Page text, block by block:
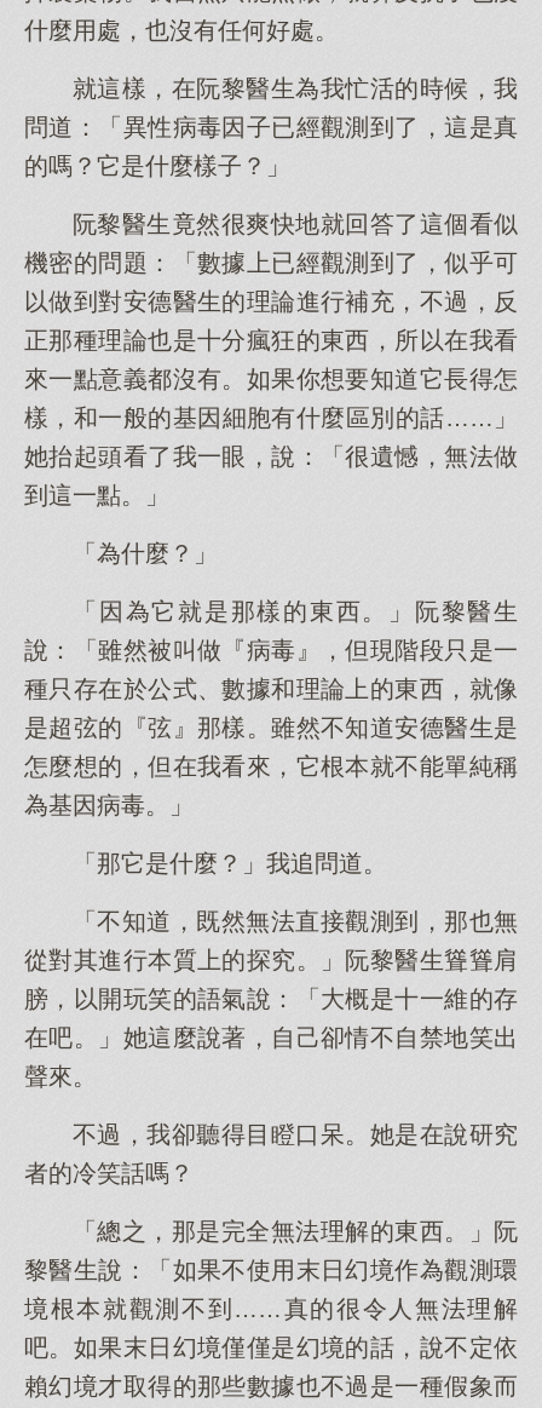
什麼用處，也沒有任何好處。
就這樣，在阮黎醫生為我忙活的時候，我
問道：「異性病毒因子已經觀測到了，這是真
的嗎？它是什麼樣子？」
阮黎醫生竟然很爽快地就回答了這個看似
機密的問題：「數據上已經觀測到了，似乎可
以做到對安德醫生的理論進行補充，不過，反
正那種理論也是十分瘋狂的東西，所以在我看
來一點意義都沒有。如果你想要知道它長得怎
樣，和一般的基因細胞有什麼區別的話……」
她抬起頭看了我一眼，說：「很遺憾，無法做
到這一點。」
「為什麼？」
「因為它就是那樣的東西。」阮黎醫生
說：「雖然被叫做『病毒』，但現階段只是一
種只存在於公式、數據和理論上的東西，就像
是超弦的『弦』那樣。雖然不知道安德醫生是
怎麼想的，但在我看來，它根本就不能單純稱
為基因病毒。」
「那它是什麼？」我追問道。
「不知道，既然無法直接觀測到，那也無
從對其進行本質上的探究。」阮黎醫生聳聳肩
膀，以開玩笑的語氣說：「大概是十一維的存
在吧。」她這麼說著，自己卻情不自禁地笑出
聲來。
不過，我卻聽得目瞪口呆。她是在說研究
者的冷笑話嗎？
「總之，那是完全無法理解的東西。」阮
黎醫生說：「如果不使用末日幻境作為觀測環
境根本就觀測不到……真的很令人無法理解
吧。如果末日幻境僅僅是幻境的話，說不定依
賴幻境才取得的那些數據也不過是一種假象而